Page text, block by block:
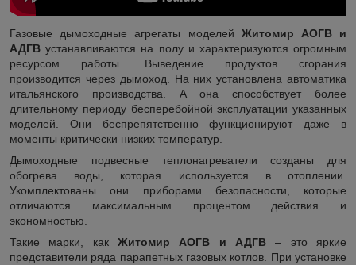
Газовые дымоходные агрегаты моделей Житомир АОГВ и
АДГВ устанавливаются на полу и характеризуются огромным
ресурсом работы. Выведение продуктов сгорания
производится через дымоход. На них установлена автоматика
итальянского производства. А она способствует более
длительному периоду бесперебойной эксплуатации указанных
моделей. Они беспрепятственно функционируют даже в
моменты критически низких температур.
Дымоходные подвесные теплонагреватели созданы для
обогрева воды, которая используется в отоплении.
Укомплектованы они приборами безопасности, которые
отличаются максимальным процентом действия и
экономностью.
Такие марки, как Житомир АОГВ и АДГВ– это яркие
представители ряда парапетных газовых котлов. При установке